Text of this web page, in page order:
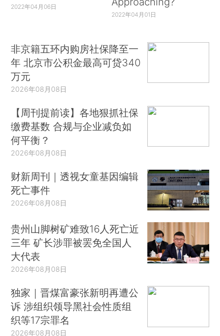
2022年04月06日
2022年04月01日
非京籍五环内购房社保降至一
年 北京市公积金最高可贷340
万元
2026年08月08日
【周刊提前读】各地狠抓社保
缴费基数 合规与企业减负如
何平衡？
2026年08月08日
财新周刊｜透视女童基因编辑
死亡事件
2026年08月08日
贵州山脚树矿难致16人死亡近
三年 矿长涉罪被罢免全国人
大代表
2026年08月08日
独家｜晋煤富豪张新明再遭公
诉 涉组织领导黑社会性质组
织等17宗罪名
2026年08月08日